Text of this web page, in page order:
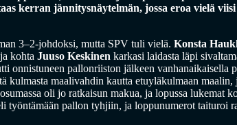
kerran jännitysnäytelmän, jossa eroa vielä
3–2-johdoksi, mutta SPV tuli vielä. Konsta
kohta Juuso Keskinen karkasi laidasta läpi
onnistuneen pallonriiston jälkeen vanhanaikaisella
kulmasta maalivahdin kautta etuyläkulmaan
oli jo ratkaisun makua, ja lopussa lukemat
työntämään pallon tyhjiin, ja loppunumerot taituroi